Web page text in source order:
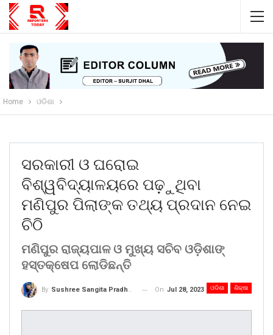
Home ଓଡିଶା
ସରକାରୀ ଓ ଘରୋଇ
ବିଶ୍ୱବିଦ୍ୟାଳୟରେ ପଢ଼ୁଥିବା
ମଣିପୁର ପିଲାଙ୍କ ତଥ୍ୟ ପ୍ରଦାନ ନେଇ
ଚିଠି
ମଣିପୁର ରାଜ୍ୟପାଳ ଓ ମୁଖ୍ୟ ସଚିବ ଓଡ଼ିଶାଙ୍
ହସ୍ତକ୍ଷେପ ଲୋଡିଛନ୍ତି
ଓଡିଶା ଶିକ୍ଷା
By Sushree Sangita Pradhan On Jul 28, 2023